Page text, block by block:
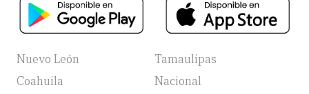
Nuevo León
Tamaulipas
Coahuila
Nacional